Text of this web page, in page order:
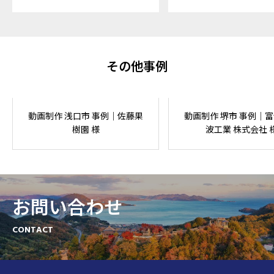
その他事例
動画制作 浅口市 事例｜佐藤果
樹園 様
動画制作 堺市 事例｜
波工業 株式会社
お問い合わせ
CONTACT